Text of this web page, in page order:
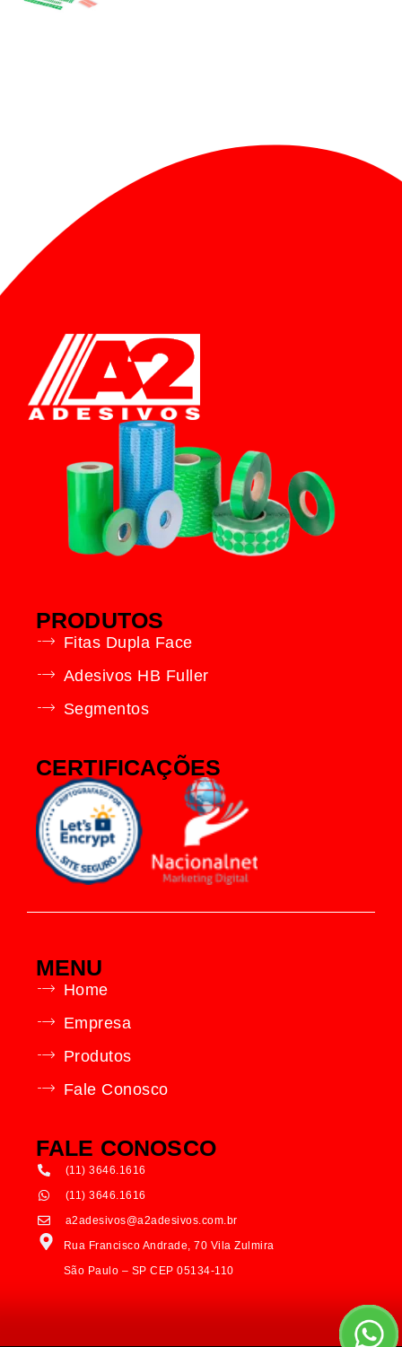
PRODUTOS
Fitas Dupla Face
Adesivos HB Fuller
Segmentos
CERTIFICAÇÕES
MENU
Home
Empresa
Produtos
Fale Conosco
FALE CONOSCO
(11) 3646.1616
(11) 3646.1616
a2adesivos@a2adesivos.com.br
Rua Francisco Andrade, 70 Vila Zulmira
São Paulo – SP CEP 05134-110